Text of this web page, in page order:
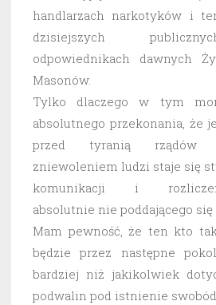
handlarzach narkotyków i
dzisiejszych
odpowiednikach dawnych
Masonów.
Tylko dlaczego w tym
absolutnego przekonania, że
przed tyranią rządów
zniewoleniem ludzi staje się
komunikacji i
absolutnie nie poddającego
Mam pewność, że ten kto
będzie przez następne
bardziej niż jakikolwiek
podwalin pod istnienie